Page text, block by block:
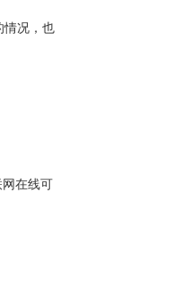
情况，也
在线可